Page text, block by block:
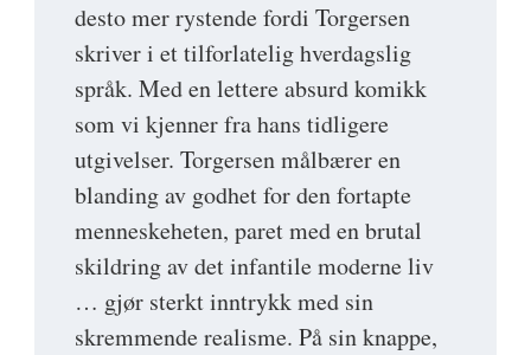
desto mer rystende fordi Torgersen
skriver i et tilforlatelig hverdagslig
språk. Med en lettere absurd komikk
som vi kjenner fra hans tidligere
utgivelser. Torgersen målbærer en
blanding av godhet for den fortapte
menneskeheten, paret med en brutal
skildring av det infantile moderne liv
… gjør sterkt inntrykk med sin
skremmende realisme. På sin knappe,